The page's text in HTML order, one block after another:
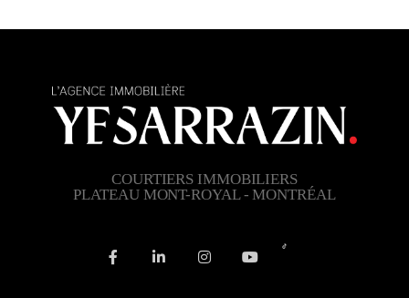
COURTIERS IMMOBILIERS
PLATEAU MONT-ROYAL - MONTRÉAL